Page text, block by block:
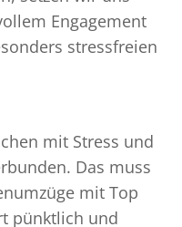
Engagement
stressfreien
mit Stress und
Das muss
mit Top
pünktlich und